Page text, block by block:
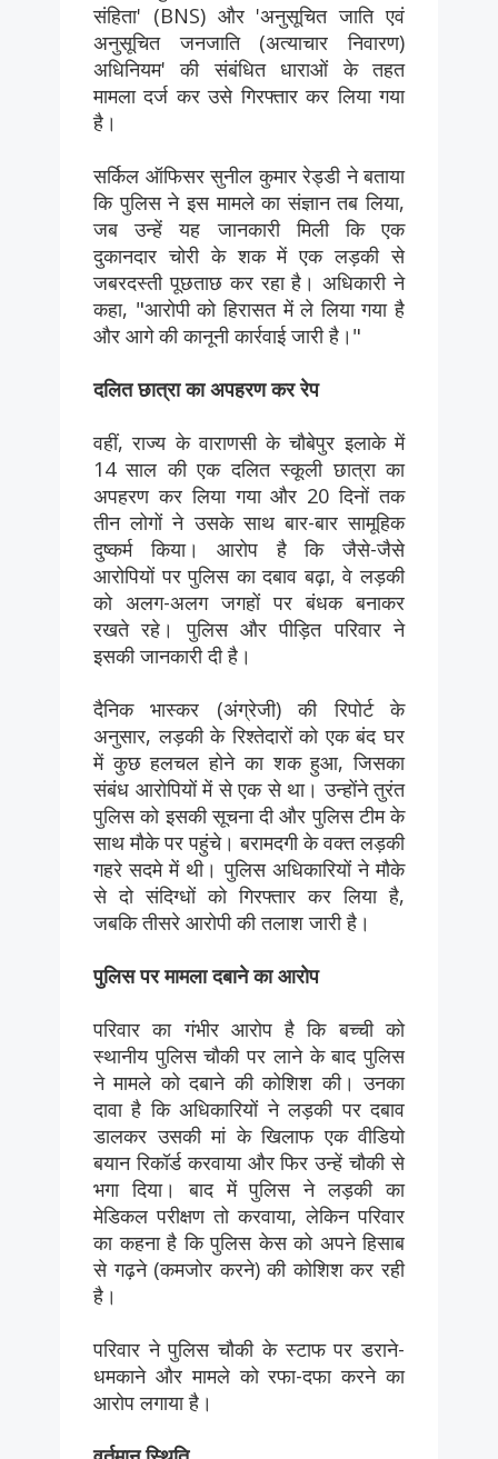
संहिता' (BNS) और 'अनुसूचित जाति एवं
अनुसूचित जनजाति (अत्याचार निवारण)
अधिनियम' की संबंधित धाराओं के तहत
मामला दर्ज कर उसे गिरफ्तार कर लिया गया
है।
सर्किल ऑफिसर सुनील कुमार रेड्डी ने बताया
कि पुलिस ने इस मामले का संज्ञान तब लिया,
जब उन्हें यह जानकारी मिली कि एक
दुकानदार चोरी के शक में एक लड़की से
जबरदस्ती पूछताछ कर रहा है। अधिकारी ने
कहा, "आरोपी को हिरासत में ले लिया गया है
और आगे की कानूनी कार्रवाई जारी है।"
दलित छात्रा का अपहरण कर रेप
वहीं, राज्य के वाराणसी के चौबेपुर इलाके में
14 साल की एक दलित स्कूली छात्रा का
अपहरण कर लिया गया और 20 दिनों तक
तीन लोगों ने उसके साथ बार-बार सामूहिक
दुष्कर्म किया। आरोप है कि जैसे-जैसे
आरोपियों पर पुलिस का दबाव बढ़ा, वे लड़की
को अलग-अलग जगहों पर बंधक बनाकर
रखते रहे। पुलिस और पीड़ित परिवार ने
इसकी जानकारी दी है।
दैनिक भास्कर (अंग्रेजी) की रिपोर्ट के
अनुसार, लड़की के रिश्तेदारों को एक बंद घर
में कुछ हलचल होने का शक हुआ, जिसका
संबंध आरोपियों में से एक से था। उन्होंने तुरंत
पुलिस को इसकी सूचना दी और पुलिस टीम के
साथ मौके पर पहुंचे। बरामदगी के वक्त लड़की
गहरे सदमे में थी। पुलिस अधिकारियों ने मौके
से दो संदिग्धों को गिरफ्तार कर लिया है,
जबकि तीसरे आरोपी की तलाश जारी है।
पुलिस पर मामला दबाने का आरोप
परिवार का गंभीर आरोप है कि बच्ची को
स्थानीय पुलिस चौकी पर लाने के बाद पुलिस
ने मामले को दबाने की कोशिश की। उनका
दावा है कि अधिकारियों ने लड़की पर दबाव
डालकर उसकी मां के खिलाफ एक वीडियो
बयान रिकॉर्ड करवाया और फिर उन्हें चौकी से
भगा दिया। बाद में पुलिस ने लड़की का
मेडिकल परीक्षण तो करवाया, लेकिन परिवार
का कहना है कि पुलिस केस को अपने हिसाब
से गढ़ने (कमजोर करने) की कोशिश कर रही
है।
परिवार ने पुलिस चौकी के स्टाफ पर डराने-
धमकाने और मामले को रफा-दफा करने का
आरोप लगाया है।